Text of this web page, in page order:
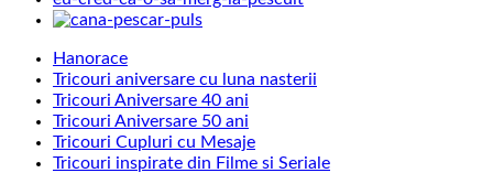
Hanorace
Tricouri aniversare cu luna nasterii
Tricouri Aniversare 40 ani
Tricouri Aniversare 50 ani
Tricouri Cupluri cu Mesaje
Tricouri inspirate din Filme si Seriale